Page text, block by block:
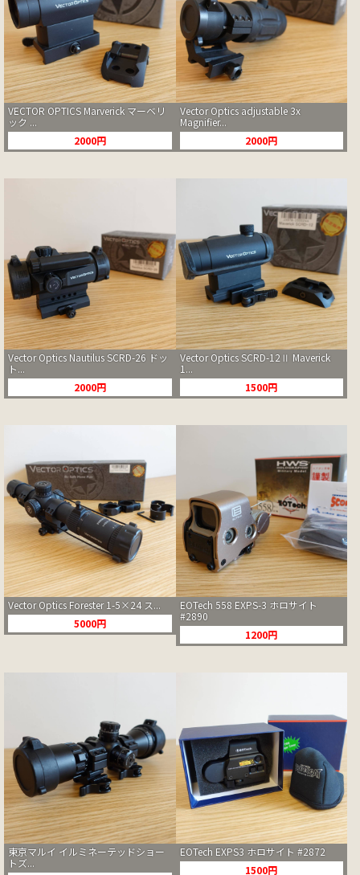
VECTOR OPTICS Marverick マーベリ
ック ...
2000円
Vector Optics adjustable 3x
Magnifier...
2000円
Vector Optics Nautilus SCRD-26 ドッ
ト...
2000円
Vector Optics SCRD-12Ⅱ Maverick
1...
1500円
Vector Optics Forester 1-5×24 ス...
5000円
EOTech 558 EXPS-3 ホロサイト
#2890
1200円
東京マルイ イルミネーテッドショー
トズ...
EOTech EXPS3 ホロサイト #2872
1500円